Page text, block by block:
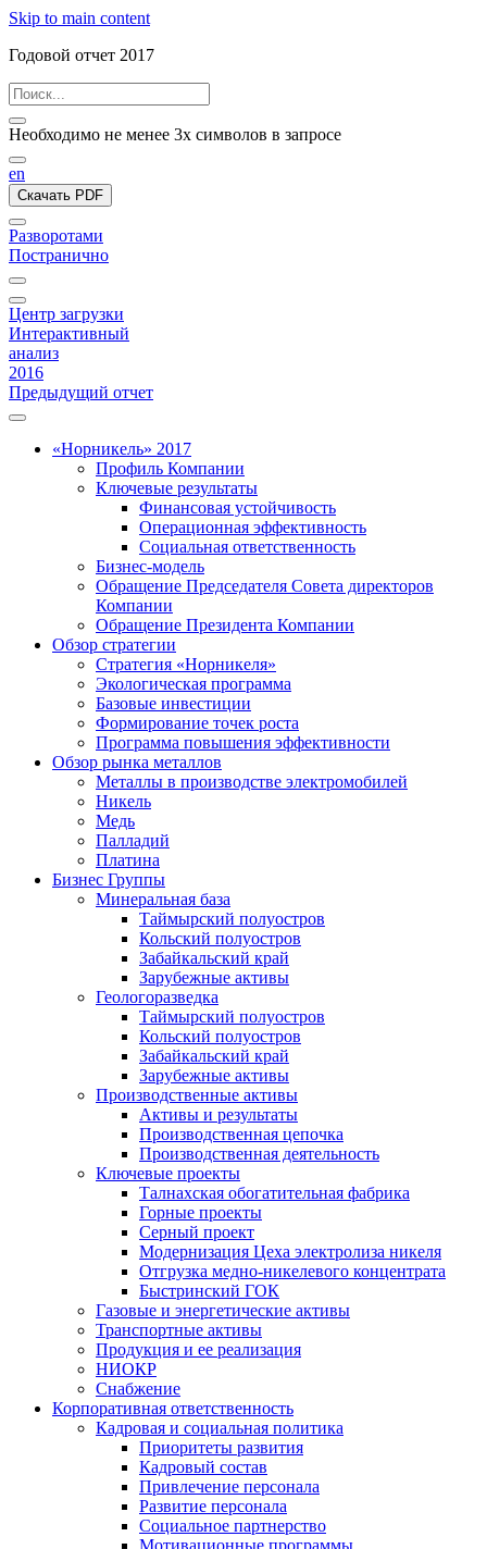
Skip to main content
Годовой отчет 2017
Необходимо не менее 3х символов в запросе
en
Скачать PDF
Разворотами
Постранично
Центр загрузки
Интерактивный
анализ
2016
Предыдущий отчет
«Норникель» 2017
Профиль Компании
Ключевые результаты
Финансовая устойчивость
Операционная эффективность
Социальная ответственность
Бизнес-модель
Обращение Председателя Совета директоров
Компании
Обращение Президента Компании
Обзор стратегии
Стратегия «Норникеля»
Экологическая программа
Базовые инвестиции
Формирование точек роста
Программа повышения эффективности
Обзор рынка металлов
Металлы в производстве электромобилей
Никель
Медь
Палладий
Платина
Бизнес Группы
Минеральная база
Таймырский полуостров
Кольский полуостров
Забайкальский край
Зарубежные активы
Геологоразведка
Таймырский полуостров
Кольский полуостров
Забайкальский край
Зарубежные активы
Производственные активы
Активы и результаты
Производственная цепочка
Производственная деятельность
Ключевые проекты
Талнахская обогатительная фабрика
Горные проекты
Серный проект
Модернизация Цеха электролиза никеля
Отгрузка медно-никелевого концентрата
Быстринский ГОК
Газовые и энергетические активы
Транспортные активы
Продукция и ее реализация
НИОКР
Снабжение
Корпоративная ответственность
Кадровая и социальная политика
Приоритеты развития
Кадровый состав
Привлечение персонала
Развитие персонала
Социальное партнерство
Мотивационные программы